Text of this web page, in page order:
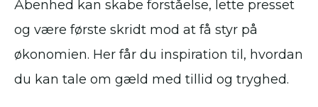
Åbenhed kan skabe forståelse, lette presset
og være første skridt mod at få styr på
økonomien. Her får du inspiration til, hvordan
du kan tale om gæld med tillid og tryghed.